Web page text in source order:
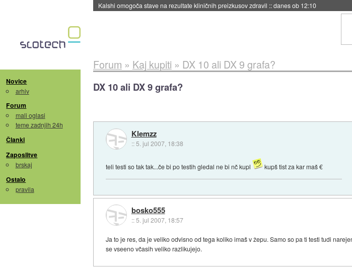
Sandisk že prodal več kot polovico SSD-jev za naslednji dve leti::danes ob 11:37
Novice
arhiv
Forum
mali oglasi
teme zadnjih 24h
Članki
Zaposlitve
brskaj
Ostalo
pravila
Forum » Kaj kupiti » DX 10 ali DX 9 grafa?
DX 10 ali DX 9 grafa?
Klemzz
:: 5. jul 2007, 18:38
teli testi so tak tak...če bi po testih gledal ne bi nč kupl kupš tist za kar maš €
bosko555
::5. jul 2007, 18:57
Ja to je res, da je veliko odvisno od tega koliko imaš v žepu. Samo so pa ti testi tudi
se vseeno včasih veliko razlikujejo.